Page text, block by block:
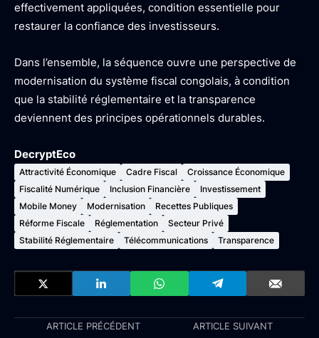
effectivement appliquées, condition essentielle pour
restaurer la confiance des investisseurs.
Dans l’ensemble, la séquence ouvre une perspective de
modernisation du système fiscal congolais, à condition
que la stabilité réglementaire et la transparence
deviennent des principes opérationnels durables.
DecryptEco
Attractivité Économique Cadre Fiscal
Croissance Économique
Fiscalité Numérique
Inclusion Financière
Investissement
Mobile Money
Modernisation
Recettes Publiques
Réforme Fiscale
Réglementation
Secteur Privé
Stabilité Réglementaire
Télécommunications Transparence
ARTICLE PRÉCÉDENT ARTICLE SUIVANT